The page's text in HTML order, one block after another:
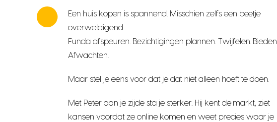
Een huis kopen is spannend. Misschien zelfs een beetje
overweldigend.
Funda afspeuren. Bezichtigingen plannen. Twijfelen. Bieden.
Afwachten.
Maar stel je eens voor dat je dat niet alleen hoeft te doen.
Met Peter aan je zijde sta je sterker. Hij kent de markt, ziet
kansen voordat ze online komen en weet precies waar je